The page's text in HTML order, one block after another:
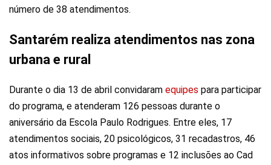
número de 38 atendimentos.
Santarém realiza atendimentos nas zona
urbana e rural
Durante o dia 13 de abril convidaram equipes para participar
do programa, e atenderam 126 pessoas durante o
aniversário da Escola Paulo Rodrigues. Entre eles, 17
atendimentos sociais, 20 psicológicos, 31 recadastros, 46
atos informativos sobre programas e 12 inclusões ao Cad